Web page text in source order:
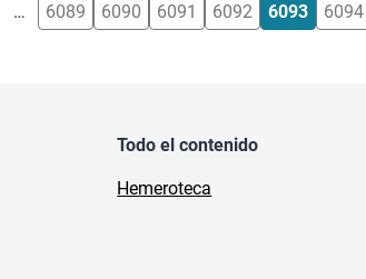
… 6089 6090 6091 6092 6093 6094
Todo el contenido
Hemeroteca